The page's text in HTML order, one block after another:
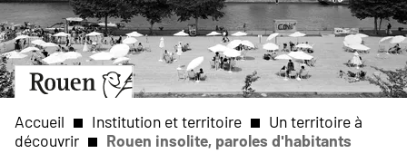
Aller
au
contenu
principal
Aller
à
la
page
d’accueil
Slide
1
of
1
Accueil Institution et territoire
Un territoire à
découvrir
Rouen insolite, paroles d'habitants